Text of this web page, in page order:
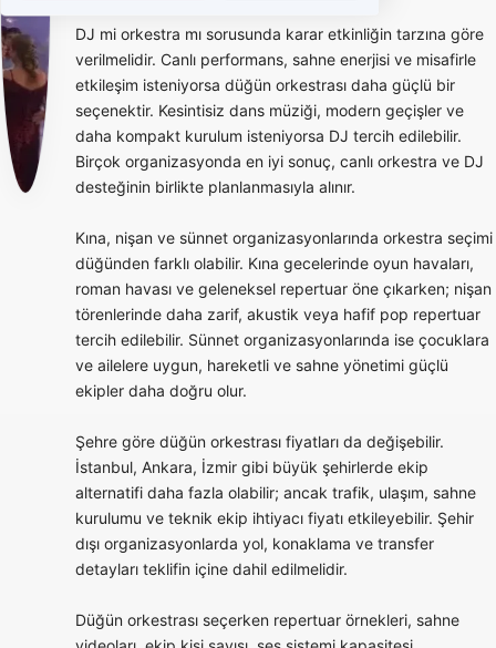
DJ mi orkestra mı sorusunda karar etkinliğin tarzına göre
verilmelidir. Canlı performans, sahne enerjisi ve misafirle
etkileşim isteniyorsa düğün orkestrası daha güçlü bir
seçenektir. Kesintisiz dans müziği, modern geçişler ve
daha kompakt kurulum isteniyorsa DJ tercih edilebilir.
Birçok organizasyonda en iyi sonuç, canlı orkestra ve DJ
desteğinin birlikte planlanmasıyla alınır.
Kına, nişan ve sünnet organizasyonlarında orkestra seçimi
düğünden farklı olabilir. Kına gecelerinde oyun havaları,
roman havası ve geleneksel repertuar öne çıkarken; nişan
törenlerinde daha zarif, akustik veya hafif pop repertuar
tercih edilebilir. Sünnet organizasyonlarında ise çocuklara
ve ailelere uygun, hareketli ve sahne yönetimi güçlü
ekipler daha doğru olur.
Şehre göre düğün orkestrası fiyatları da değişebilir.
İstanbul, Ankara, İzmir gibi büyük şehirlerde ekip
alternatifi daha fazla olabilir; ancak trafik, ulaşım, sahne
kurulumu ve teknik ekip ihtiyacı fiyatı etkileyebilir. Şehir
dışı organizasyonlarda yol, konaklama ve transfer
detayları teklifin içine dahil edilmelidir.
Düğün orkestrası seçerken repertuar örnekleri, sahne